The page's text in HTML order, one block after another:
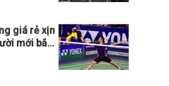
giá rẻ xịn
mới bắt